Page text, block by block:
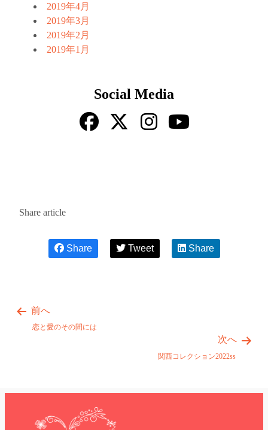
2019年4月
2019年3月
2019年2月
2019年1月
Social Media
Share article
Share Tweet Share
前へ
恋と愛のその間には
次へ
関西コレクション2022ss